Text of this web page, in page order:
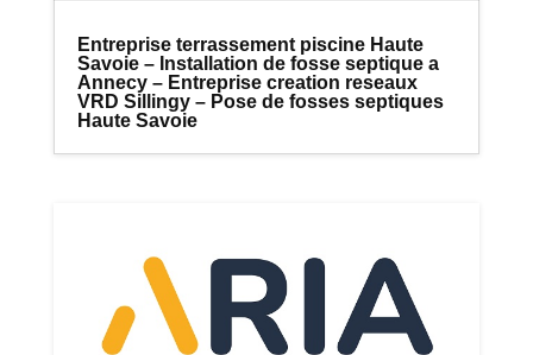
Entreprise terrassement piscine Haute
Savoie – Installation de fosse septique a
Annecy – Entreprise creation reseaux
VRD Sillingy – Pose de fosses septiques
Haute Savoie